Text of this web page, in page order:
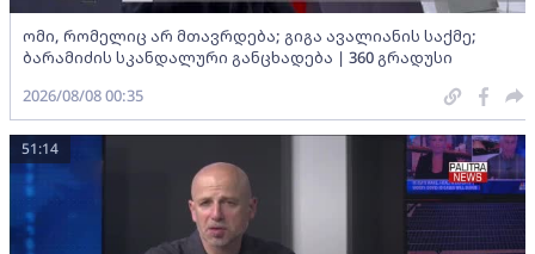
ომი, რომელიც არ მთავრდება; გიგა ავალიანის საქმე;
ბარამიძის სკანდალური განცხადება | 360 გრადუსი
2026/08/08 00:35
51:14